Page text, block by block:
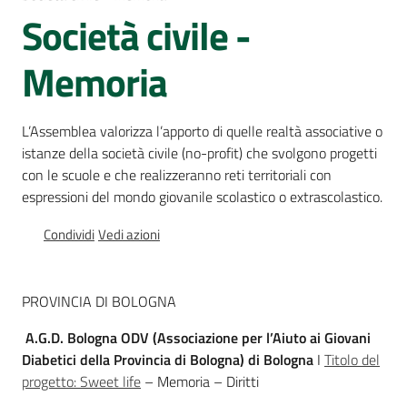
Menu selezionato
Porte
aperte
in
Mostre
itineranti
Percorsi
Seguici
su
Società civile -
Memoria
L’Assemblea valorizza l’apporto di quelle realtà associative o
istanze della società civile (no-profit) che svolgono progetti
con le scuole e che realizzeranno reti territoriali con
espressioni del mondo giovanile scolastico o extrascolastico.
CondividiVedi azioni
PROVINCIA DI BOLOGNA
A.G.D. Bologna ODV (Associazione per l’Aiuto ai Giovani
Diabetici della Provincia di Bologna) di Bologna I Titolo del
progetto: Sweet life – Memoria – Diritti